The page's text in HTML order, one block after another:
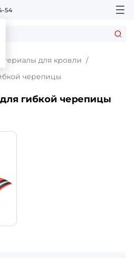
54
для кровли
черепицы
гибкой черепицы